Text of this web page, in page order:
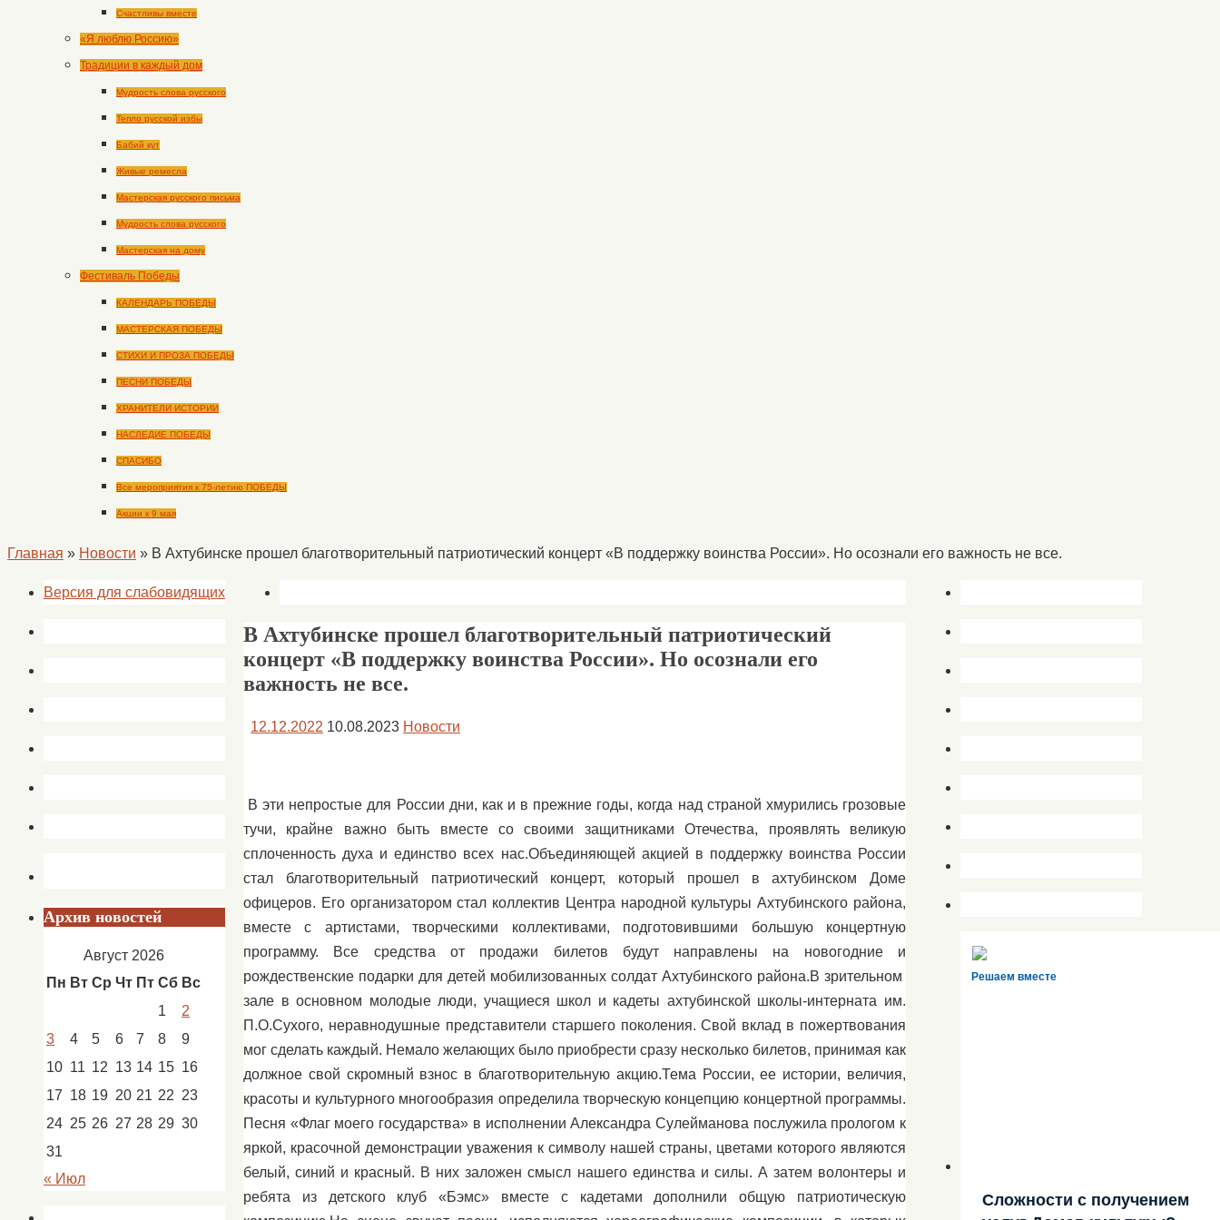
Счастливы вместе
«Я люблю Россию»
Традиции в каждый дом
Мудрость слова русского
Тепло русской избы
Бабий кут
Живые ремесла
Мастерская русского письма
Мудрость слова русского
Мастерская на дому
Фестиваль Победы
КАЛЕНДАРЬ ПОБЕДЫ
МАСТЕРСКАЯ ПОБЕДЫ
СТИХИ И ПРОЗА ПОБЕДЫ
ПЕСНИ ПОБЕДЫ
ХРАНИТЕЛИ ИСТОРИИ
НАСЛЕДИЕ ПОБЕДЫ
СПАСИБО
Все мероприятия к 75-летию ПОБЕДЫ
Акции к 9 мая
Главная » Новости » В Ахтубинске прошел благотворительный патриотический концерт «В поддержку воинства России». Но осознали его важность не все.
В Ахтубинске прошел благотворительный патриотический
концерт «В поддержку воинства России». Но осознали его
важность не все.
12.12.2022 10.08.2023 Новости
В эти непростые для России дни, как и в прежние годы, когда над страной хмурились грозовые
тучи, крайне важно быть вместе со своими защитниками Отечества, проявлять великую
сплоченность духа и единство всех нас.Объединяющей акцией в поддержку воинства России
стал благотворительный патриотический концерт, который прошел в ахтубинском Доме
офицеров. Его организатором стал коллектив Центра народной культуры Ахтубинского района,
вместе с артистами, творческими коллективами, подготовившими большую концертную
программу. Все средства от продажи билетов будут направлены на новогодние и
рождественские подарки для детей мобилизованных солдат Ахтубинского района.В зрительном
зале в основном молодые люди, учащиеся школ и кадеты ахтубинской школы-интерната им.
П.О.Сухого, неравнодушные представители старшего поколения. Свой вклад в пожертвования
мог сделать каждый. Немало желающих было приобрести сразу несколько билетов, принимая как
должное свой скромный взнос в благотворительную акцию.Тема России, ее истории, величия,
красоты и культурного многообразия определила творческую концепцию концертной программы.
Песня «Флаг моего государства» в исполнении Александра Сулейманова послужила прологом к
яркой, красочной демонстрации уважения к символу нашей страны, цветами которого являются
белый, синий и красный. В них заложен смысл нашего единства и силы. А затем волонтеры и
ребята из детского клуб «Бэмс» вместе с кадетами дополнили общую патриотическую
Версия для слабовидящих
Архив новостей
Август 2026
Пн Вт Ср Чт Пт Сб Вс
1
2
3
4 5 6 7 8
9
10 11 12 13 14 15 16
17 18 19 20 21 22 23
24 25 26 27 28 29 30
31
« Июл
Решаем вместе
Сложности с получением